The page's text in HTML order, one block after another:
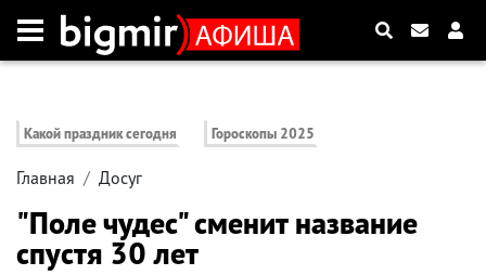
Какой праздник сегодня Гороскопы 2025
Главная Досуг
"Поле чудес" сменит название
спустя 30 лет